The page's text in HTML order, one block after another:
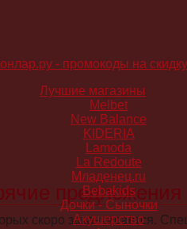
предложения
скоро заканчивается.
Лучшие магазины
Melbet
New Balance
KIDERIA
Lamoda
La Redoute
Младенец.ru
Bebakids
Дочки - Сыночки
Акушерство